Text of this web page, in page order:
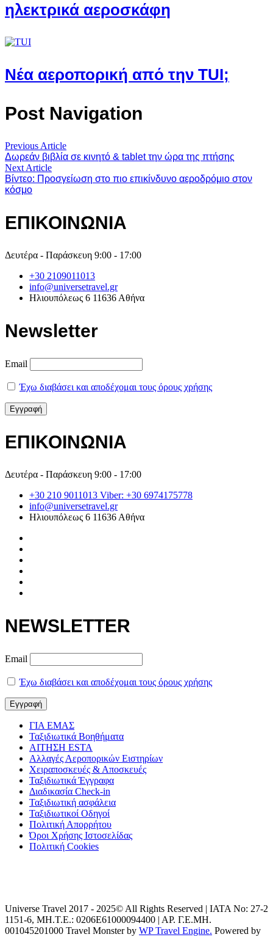
ηλεκτρικά αεροσκάφη
Νέα αεροπορική από την TUI;
Post Navigation
Previous Article
Δωρεάν βιβλία σε κινητό & tablet την ώρα της πτήσης
Next Article
Βίντεο: Προσγείωση στο πιο επικίνδυνο αεροδρόμιο στον
κόσμο
ΕΠΙΚΟΙΝΩΝΙΑ
Δευτέρα - Παράσκευη 9:00 - 17:00
+30 2109011013
info@universetravel.gr
Ηλιουπόλεως 6 11636 Αθήνα
Newsletter
Email
Έχω διαβάσει και αποδέχομαι τους όρους χρήσης
ΕΠΙΚΟΙΝΩΝΙΑ
Δευτέρα - Παράσκευη 9:00 - 17:00
+30 210 9011013 Viber: +30 6974175778
info@universetravel.gr
Ηλιουπόλεως 6 11636 Αθήνα
NEWSLETTER
Email
Έχω διαβάσει και αποδέχομαι τους όρους χρήσης
ΓΙΑ ΕΜΑΣ
Ταξιδιωτικά Βοηθήματα
ΑΙΤΗΣΗ ESTA
Αλλαγές Αεροπορικών Ειστηρίων
Χειραποσκευές & Αποσκευές
Ταξιδιωτικά Έγγραφα
Διαδικασία Check-in
Ταξιδιωτική ασφάλεια
Ταξιδιωτικοί Οδηγοί
Πολιτική Απορρήτου
Όροι Χρήσης Ιστοσελίδας
Πολιτική Cookies
Universe Travel 2017 - 2025© All Rights Reserved | IATA No: 27-2
1151-6, ΜΗ.Τ.Ε.: 0206Ε61000094400 | ΑΡ. Γ.Ε.ΜΗ.
001045201000 Travel Monster by WP Travel Engine. Powered by